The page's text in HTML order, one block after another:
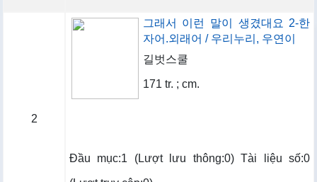
2
그래서 이런 말이 생겼대요 2-한
자어.외래어 / 우리누리, 우연이
길벗스쿨
171 tr. ; cm.
Đầu mục:1 (Lượt lưu thông:0) Tài liệu số:0